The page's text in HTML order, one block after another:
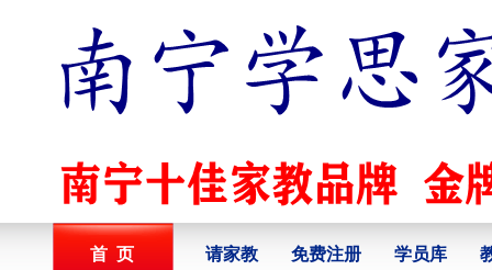
首 页 请家教 免费注册 学员库